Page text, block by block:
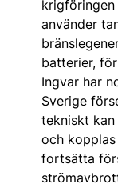
använder
batterier,
Ingvar har
Sverige
tekniskt
och
fortsätta